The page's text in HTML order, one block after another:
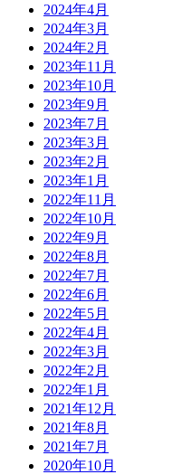
2024年4月
2024年3月
2024年2月
2023年11月
2023年10月
2023年9月
2023年7月
2023年3月
2023年2月
2023年1月
2022年11月
2022年10月
2022年9月
2022年8月
2022年7月
2022年6月
2022年5月
2022年4月
2022年3月
2022年2月
2022年1月
2021年12月
2021年8月
2021年7月
2020年10月